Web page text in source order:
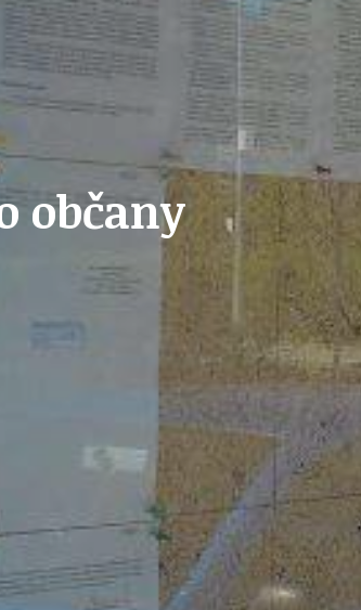
NÁZOR
NEZAŘAZENÉ
OBČANSKÁ SPOLEČNOST
OBECNÍ ZPRAVODAJE
OBRAZEM, ZVUKEM
občany